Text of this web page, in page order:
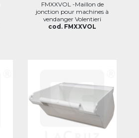
FMXXVOL -Maillon de
jonction pour machines à
vendanger Volentieri
cod. FMXXVOL